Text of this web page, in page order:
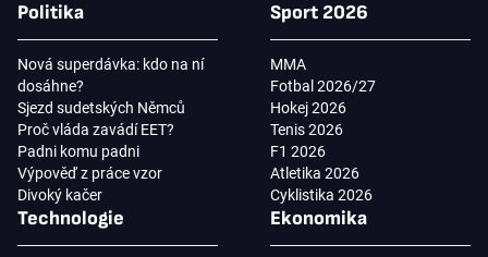
Politika
Nová superdávka: kdo na ní
dosáhne?
Sjezd sudetských Němců
Proč vláda zavádí EET?
Padni komu padni
Výpověď z práce vzor
Divoký kačer
Sport 2026
MMA
Fotbal 2026/27
Hokej 2026
Tenis 2026
F1 2026
Atletika 2026
Cyklistika 2026
Technologie Ekonomika